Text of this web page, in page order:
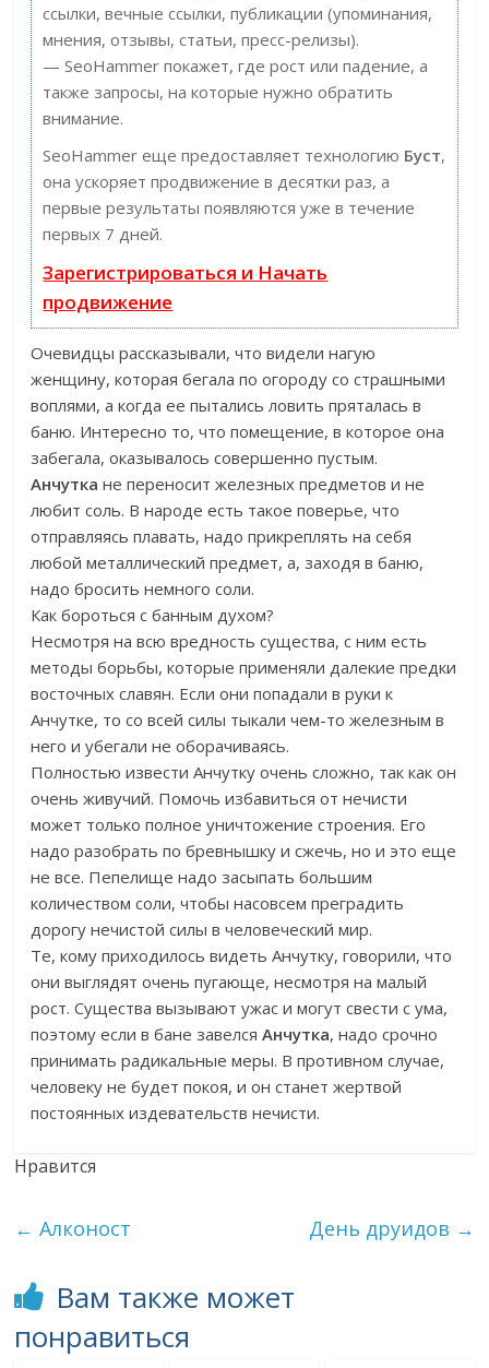
ссылки, вечные ссылки, публикации (упоминания,
мнения, отзывы, статьи, пресс-релизы).
— SeoHammer покажет, где рост или падение, а
также запросы, на которые нужно обратить
внимание.
SeoHammer еще предоставляет технологию Буст,
она ускоряет продвижение в десятки раз, а
первые результаты появляются уже в течение
первых 7 дней.
Зарегистрироваться и Начать
продвижение
Очевидцы рассказывали, что видели нагую
женщину, которая бегала по огороду со страшными
воплями, а когда ее пытались ловить пряталась в
баню. Интересно то, что помещение, в которое она
забегала, оказывалось совершенно пустым.
Анчутка не переносит железных предметов и не
любит соль. В народе есть такое поверье, что
отправляясь плавать, надо прикреплять на себя
любой металлический предмет, а, заходя в баню,
надо бросить немного соли.
Как бороться с банным духом?
Несмотря на всю вредность существа, с ним есть
методы борьбы, которые применяли далекие предки
восточных славян. Если они попадали в руки к
Анчутке, то со всей силы тыкали чем-то железным в
него и убегали не оборачиваясь.
Полностью извести Анчутку очень сложно, так как он
очень живучий. Помочь избавиться от нечисти
может только полное уничтожение строения. Его
надо разобрать по бревнышку и сжечь, но и это еще
не все. Пепелище надо засыпать большим
количеством соли, чтобы насовсем преградить
дорогу нечистой силы в человеческий мир.
Те, кому приходилось видеть Анчутку, говорили, что
они выглядят очень пугающе, несмотря на малый
рост. Существа вызывают ужас и могут свести с ума,
поэтому если в бане завелсяАнчутка, надо срочно
принимать радикальные меры. В противном случае,
человеку не будет покоя, и он станет жертвой
постоянных издевательств нечисти.
Нравится
← Алконост День друидов →
Вам также может
понравиться